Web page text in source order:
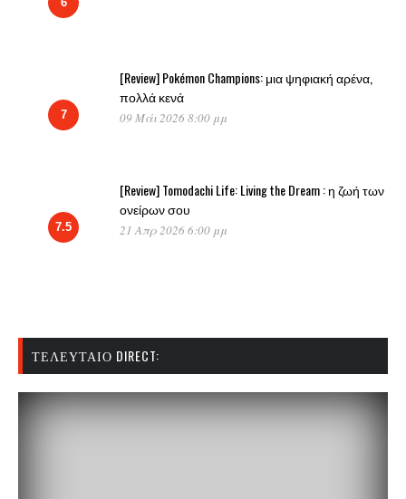
7
[Review] Pokémon Champions: μια ψηφιακή αρένα,
πολλά κενά
09 Μάι 2026 8:00 μμ
7.5
[Review] Tomodachi Life: Living the Dream : η ζωή των
ονείρων σου
21 Απρ 2026 6:00 μμ
ΤΕΛΕΥΤΑΊΟ DIRECT: